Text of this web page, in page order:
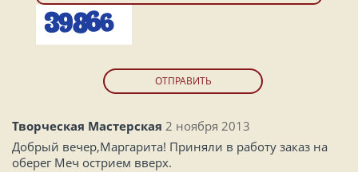
ОТПРАВИТЬ
Творческая Мастерская 2 ноября 2013
Добрый вечер,Маргарита! Приняли в работу заказ на
оберег Меч острием вверх.